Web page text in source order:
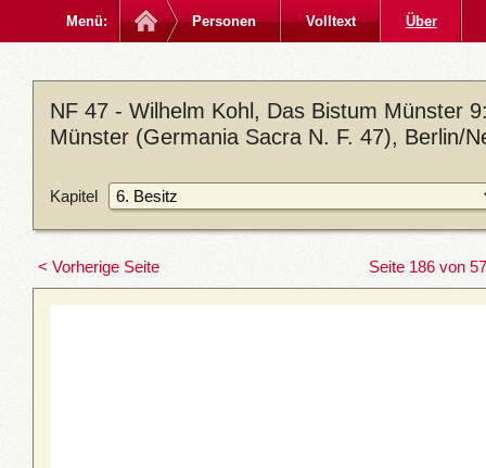
Menü: Personen Volltext Über
NF 47 - Wilhelm Kohl, Das Bistum Münster
Münster (Germania Sacra N. F. 47), Berlin/
Kapitel
< Vorherige Seite Seite 186 von